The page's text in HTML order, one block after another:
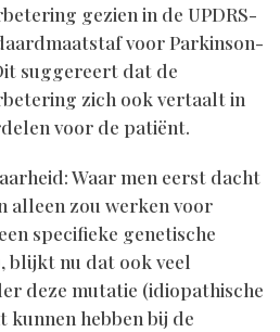
gezien in de UPDRS-
voor Parkinson-
suggereert dat de
zich ook vertaalt in
voor de patiënt.
Waar men eerst dacht
alleen zou werken voor
specifieke genetische
blijkt nu dat ook veel
deze mutatie (idiopathische
kunnen hebben bij de